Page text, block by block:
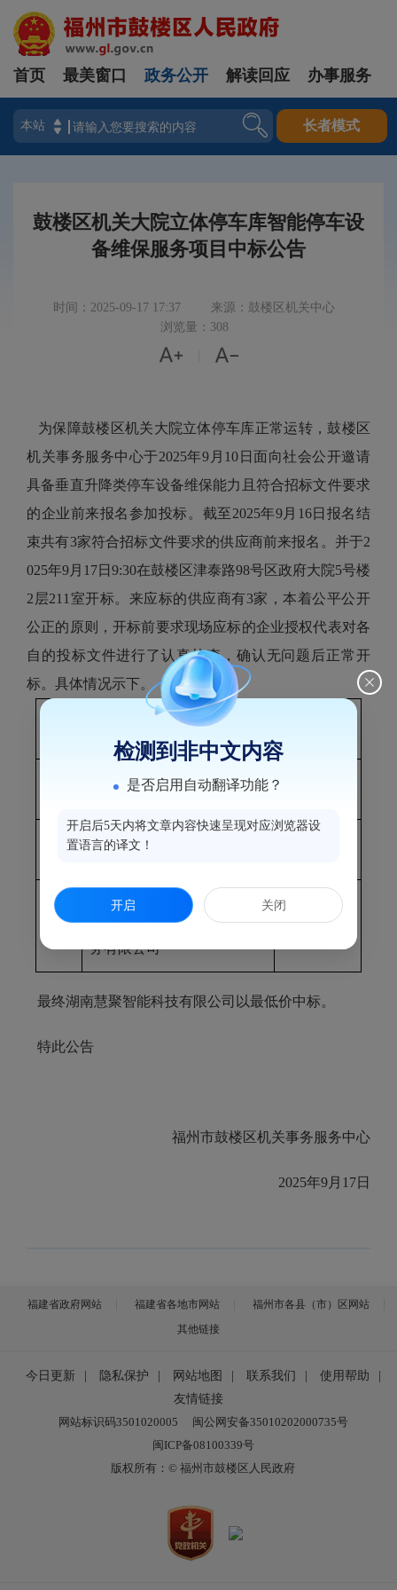
登录
首页 最美窗口 政务公开 解读回应 办事服务
长者模式
鼓楼区机关大院立体停车库智能停车设
备维保服务项目中标公告
时间：2025-09-17 17:37
来源：鼓楼区机关中心
浏览量：308
 
为保障鼓楼区机关大院立体停车库正常运转，鼓楼区
机关事务服务中心于2025年9月10日面向社会公开邀请
具备垂直升降类停车设备维保能力且符合招标文件要求
的企业前来报名参加投标。截至2025年9月16日报名结
束共有3家符合招标文件要求的供应商前来报名。并于2
025年9月17日9:30在鼓楼区津泰路98号区政府大院5号楼
2层211室开标。来应标的供应商有3家，本着公平公开
公正的原则，开标前要求现场应标的企业授权代表对各
自的投标文件进行了认真检查，确认无问题后正常开
标。具体情况示下。
湖南慧聚智能科技有限公司
长沙汇佳兴科技有限公司
3 贵州省恩信通停车场管理服
务有限公司
478800
最终湖南慧聚智能科技有限公司以最低价中标。
特此公告
福州市鼓楼区机关事务服务中心
2025年9月17日
福建省政府网站 福建省各地市网站
福州市各县（市）区网站
其他链接
今日更新 隐私保护 网站地图 联系我们 使用帮助
友情链接
网站标识码3501020005
闽公网安备35010202000735号
闽ICP备08100339号
版权所有：© 福州市鼓楼区人民政府
检测到非中文内容
是否启用自动翻译功能？
开启后5天内将文章内容快速呈现对应浏览器设
置语言的译文！
开启 关闭